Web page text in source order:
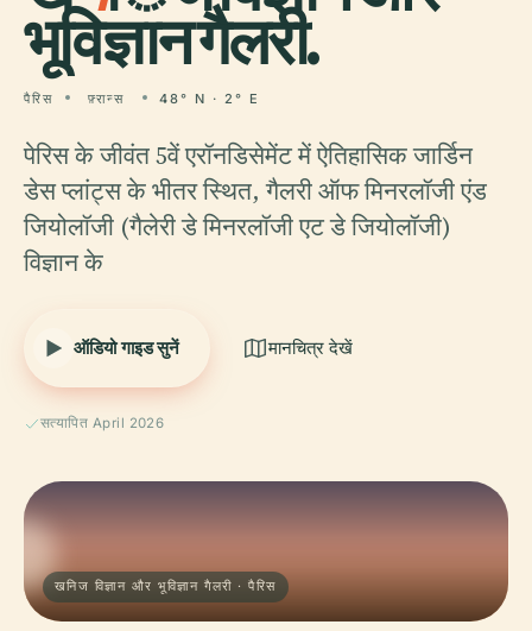
भूविज्ञान गैलरी.
पैरिस फ़्रान्स 48° N · 2° E
पेरिस के जीवंत 5वें एरॉनडिसेमेंट में ऐतिहासिक जार्डिन
डेस प्लांट्स के भीतर स्थित, गैलरी ऑफ मिनरलॉजी एंड
जियोलॉजी (गैलेरी डे मिनरलॉजी एट डे जियोलॉजी)
विज्ञान के
ऑडियो गाइड सुनें मानचित्र देखें
सत्यापित April 2026
खनिज विज्ञान और भूविज्ञान गैलरी · पैरिस